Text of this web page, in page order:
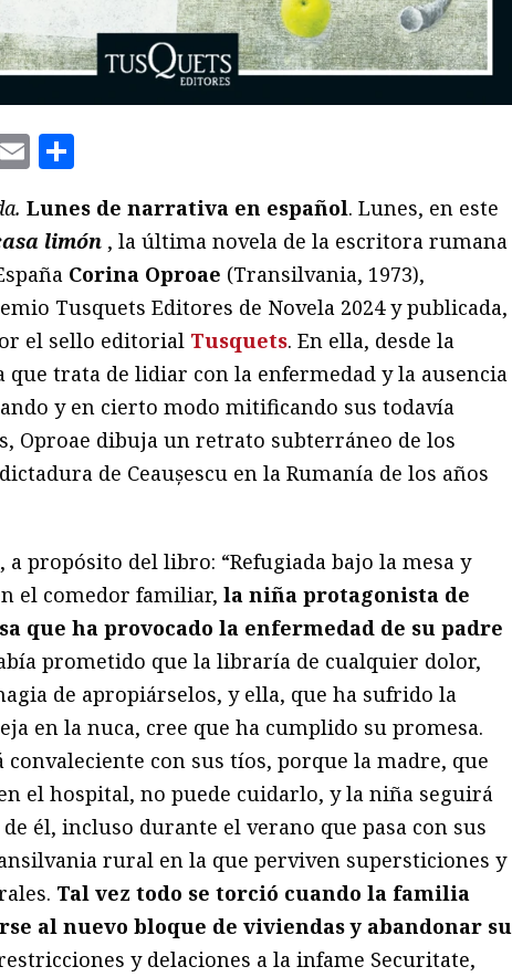
Email
Lunes de narrativa en español. Lunes, en este
limón , la última novela de la escritora rumana
Corina Oproae (Transilvania, 1973),
Tusquets Editores de Novela 2024 y publicada,
el sello editorial Tusquets. En ella, desde la
que trata de lidiar con la enfermedad y la ausencia
y en cierto modo mitificando sus todavía
Oproae dibuja un retrato subterráneo de los
de Ceaușescu en la Rumanía de los años
propósito del libro: “Refugiada bajo la mesa y
el comedor familiar, la niña protagonista de
que ha provocado la enfermedad de su padre
prometido que la libraría de cualquier dolor,
de apropiárselos, y ella, que ha sufrido la
en la nuca, cree que ha cumplido su promesa.
convaleciente con sus tíos, porque la madre, que
el hospital, no puede cuidarlo, y la niña seguirá
él, incluso durante el verano que pasa con sus
rural en la que perviven supersticiones y
Tal vez todo se torció cuando la familia
al nuevo bloque de viviendas y abandonar su
y delaciones a la infame Securitate,